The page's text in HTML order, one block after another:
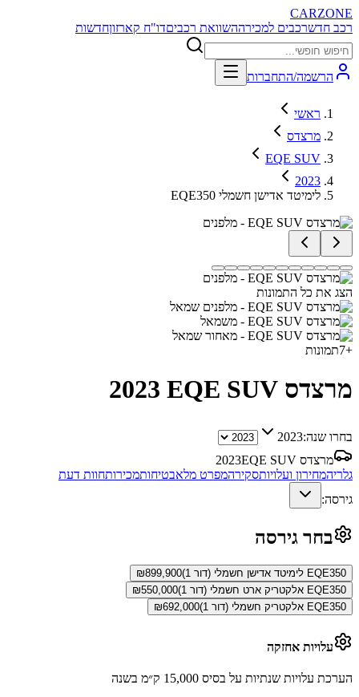
CARZONE
רכב חדשרכבים למכירההשוואת רכביםדו"ח קארזוןחדשות
הרשמה/התחברות
ראשי
מרצדס
EQE SUV
2023
EQE350 לימיטד אדישן חשמלי
הצג את כל התמונות
+
7תמונות
מרצדס EQE SUV 2023
בחרו שנה:2023
מרצדס EQE SUV
2023
גלריהמחירון ועלויותסקירהמפרט מלאבטיחותמכירותחוות דעת
גירסה:
בחר גירסה
EQE350 לימיטד אדישן חשמלי (דור 1) ₪899,900
EQE350 אלקטריק ארט חשמלי (דור 1)
₪550,000
EQE350 אלקטריק חשמלי (דור 1)
₪692,000
עלויות אחזקה
הערכת עלויות שנתיות על בסיס 15,000 ק״מ בשנה